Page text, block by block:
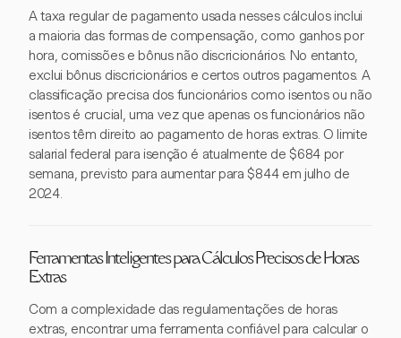
A taxa regular de pagamento usada nesses cálculos inclui
a maioria das formas de compensação, como ganhos por
hora, comissões e bônus não discricionários. No entanto,
exclui bônus discricionários e certos outros pagamentos. A
classificação precisa dos funcionários como isentos ou não
isentos é crucial, uma vez que apenas os funcionários não
isentos têm direito ao pagamento de horas extras. O limite
salarial federal para isenção é atualmente de $684 por
semana, previsto para aumentar para $844 em julho de
2024.
Ferramentas Inteligentes para Cálculos Precisos de Horas
Extras
Com a complexidade das regulamentações de horas
extras, encontrar uma ferramenta confiável para calcular o